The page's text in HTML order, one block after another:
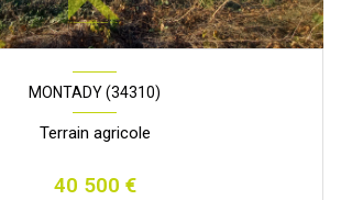
MONTADY (34310)
Terrain agricole
40 500 €